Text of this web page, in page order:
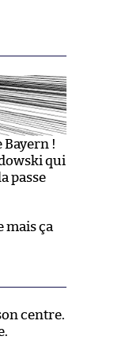
Bayern !
qui
passe
mais ça
centre.